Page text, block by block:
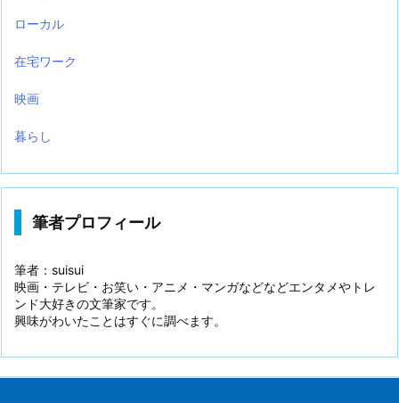
ローカル
在宅ワーク
映画
暮らし
筆者プロフィール
筆者：suisui
映画・テレビ・お笑い・アニメ・マンガなどなどエンタメやトレ
ンド大好きの文筆家です。
興味がわいたことはすぐに調べます。